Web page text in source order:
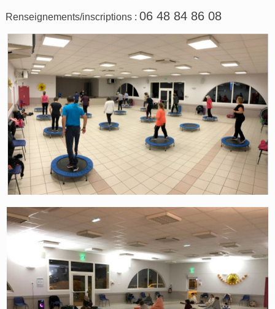
Renseignements/inscriptions :06 48 84 86 08